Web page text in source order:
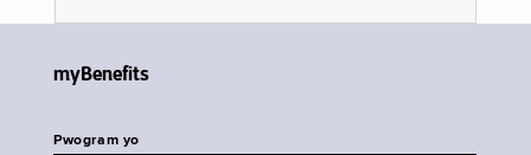
myBenefits
Pwogram yo